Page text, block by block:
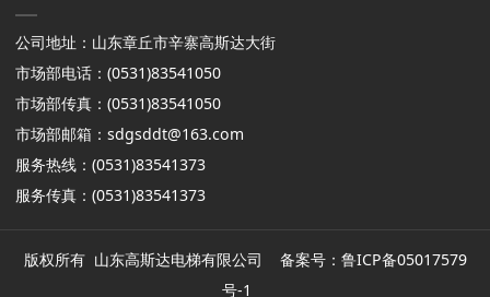
公司地址：山东章丘市辛寨高斯达大街
市场部电话：(0531)83541050
市场部传真：(0531)83541050
市场部邮箱：sdgsddt@163.com
服务热线：(0531)83541373
服务传真：(0531)83541373
版权所有 山东高斯达电梯有限公司 备案号： 鲁ICP备05017579
号-1